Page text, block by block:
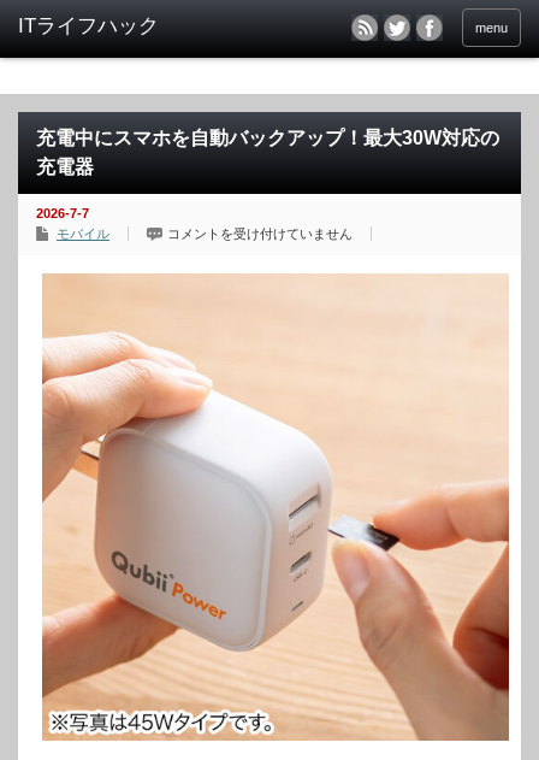
menu
充電中にスマホを自動バックアップ！最大30W対応の
充電器
2026-7-7
モバイル
充
に
自
動
バ
ッ
ア
ッ
プ！
器
は
コメントを受け付けていません